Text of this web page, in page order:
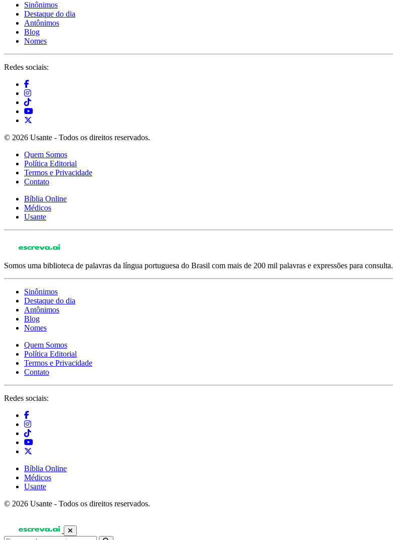
Sinônimos
Destaque do dia
Antônimos
Blog
Nomes
Redes sociais:
© 2026 Usante - Todos os direitos reservados.
Quem Somos
Política Editorial
Termos e Privacidade
Contato
Bíblia Online
Médicos
Usante
Somos uma biblioteca de palavras da língua portuguesa do Brasil com mais de 200 mil palavras e expressões para consulta.
Sinônimos
Destaque do dia
Antônimos
Blog
Nomes
Quem Somos
Política Editorial
Termos e Privacidade
Contato
Redes sociais:
Bíblia Online
Médicos
Usante
© 2026 Usante - Todos os direitos reservados.